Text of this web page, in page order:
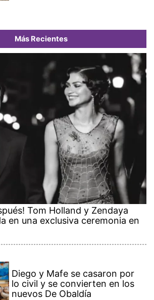
Más Recientes
Tom Holland y Zendaya
en una exclusiva ceremonia en
Diego y Mafe se casaron por
lo civil y se convierten en los
nuevos De Obaldía